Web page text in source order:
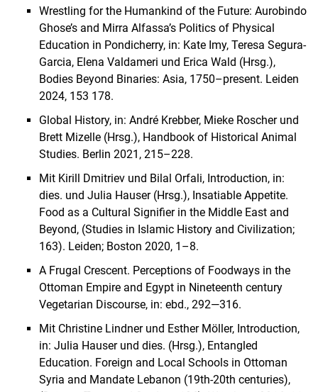
Wrestling for the Humankind of the Future: Aurobindo
Ghose’s and Mirra Alfassa’s Politics of Physical
Education in Pondicherry, in: Kate Imy, Teresa Segura-
Garcia, Elena Valdameri und Erica Wald (Hrsg.),
Bodies Beyond Binaries: Asia, 1750–present. Leiden
2024, 153 178.
Global History, in: André Krebber, Mieke Roscher und
Brett Mizelle (Hrsg.), Handbook of Historical Animal
Studies. Berlin 2021, 215–228.
Mit Kirill Dmitriev und Bilal Orfali, Introduction, in:
dies. und Julia Hauser (Hrsg.), Insatiable Appetite.
Food as a Cultural Signifier in the Middle East and
Beyond, (Studies in Islamic History and Civilization;
163). Leiden; Boston 2020, 1–8.
A Frugal Crescent. Perceptions of Foodways in the
Ottoman Empire and Egypt in Nineteenth century
Vegetarian Discourse, in: ebd., 292—316.
Mit Christine Lindner und Esther Möller, Introduction,
in: Julia Hauser und dies. (Hrsg.), Entangled
Education. Foreign and Local Schools in Ottoman
Syria and Mandate Lebanon (19th-20th centuries),